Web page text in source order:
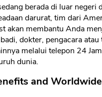
berada di luar negeri
darurat, tim dari
akan membantu Anda
dokter, pengacara atau
melalui telepon 24
dunia.
and Worldwide